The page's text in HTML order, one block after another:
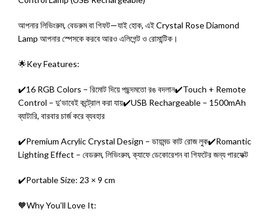
আপনার লিভিংরুম, বেডরুম বা গিফট—যাই হোক, এই Crystal Rose Diamond
Lamp আপনার স্পেসকে করবে আরও এলিগেন্ট ও রোমান্টিক।
🌟Key Features:
✔️16 RGB Colors – রিমোট দিয়ে পছন্দমতো রঙ বদলান✔️Touch + Remote
Control – দু’ভাবেই কন্ট্রোল করা যায়✔️USB Rechargeable – 1500mAh
ব্যাটারি, বারবার চার্জ করে ব্যবহার
✔️Premium Acrylic Crystal Design – ডায়মন্ড কাট রোজ লুক✔️Romantic
Lighting Effect – বেডরুম, লিভিংরুম, ক্যাফে ডেকোরেশন বা গিফটের জন্য পারফেক্ট
✔️Portable Size: 23 × 9 cm
🧡Why You’ll Love It: